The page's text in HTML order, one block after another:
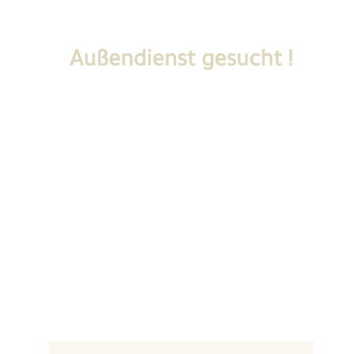
Außendienst gesucht !